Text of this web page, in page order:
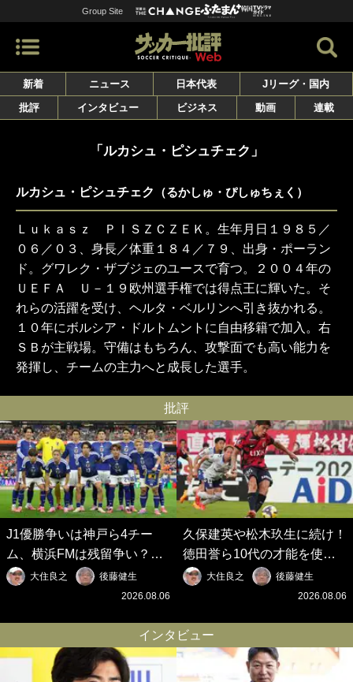
Group Site
新着 ニュース 日本代表
Jリーグ・国内
批評
インタビュー ビジネス 動画 連載
「ルカシュ・ピシュチェク」
ルカシュ・ピシュチェク （るかしゅ・ぴしゅちぇく）
Ｌｕｋａｓｚ ＰＩＳＺＣＺＥＫ。生年月日１９８５／
０６／０３、身長／体重１８４／７９、出身・ポーラン
ド。グワレク・ザブジェのユースで育つ。２００４年の
ＵＥＦＡ Ｕ－１９欧州選手権では得点王に輝いた。そ
れらの活躍を受け、ヘルタ・ベルリンへ引き抜かれる。
１０年にボルシア・ドルトムントに自由移籍で加入。右
ＳＢが主戦場。守備はもちろん、攻撃面でも高い能力を
発揮し、チームの主力へと成長した選手。
批評
J1優勝争いは神戸ら4チー
ム、横浜FMは残留争い？大
混戦のJ2はRB大宮に注目！
歴代最強の日本代表をJリー
の秋春制｣の大激論】(6)
大住良之
後藤健生
2026.08.06
久保建英や松木玖生に続け！
徳田誉ら10代の才能を使い
切れないJクラブの課題と、
｢0円欧州移籍｣撲滅への処方
春制｣の大激論】(5)
大住良之
後藤健生
2026.08.06
インタビュー